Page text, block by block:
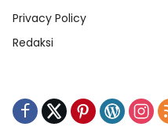
Privacy Policy
Redaksi